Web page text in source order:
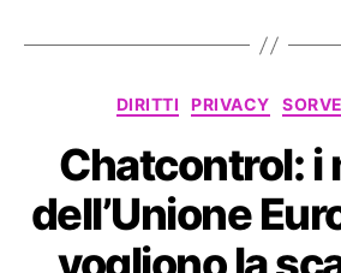
DIRITTI PRIVACY
Chatcontrol: i
dell’Unione